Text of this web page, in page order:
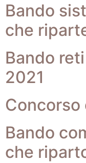
Bando
che
Bando
2021
Concorso
Bando
che